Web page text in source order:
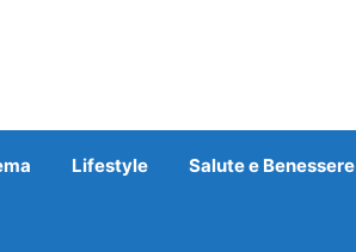
Lifestyle Salute e Benessere